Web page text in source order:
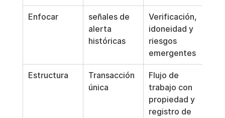
Enfocar
señales de
alerta
históricas
Verificación,
idoneidad y
riesgos
emergentes
Estructura
Transacción
única
Flujo de
trabajo con
propiedad y
registro de